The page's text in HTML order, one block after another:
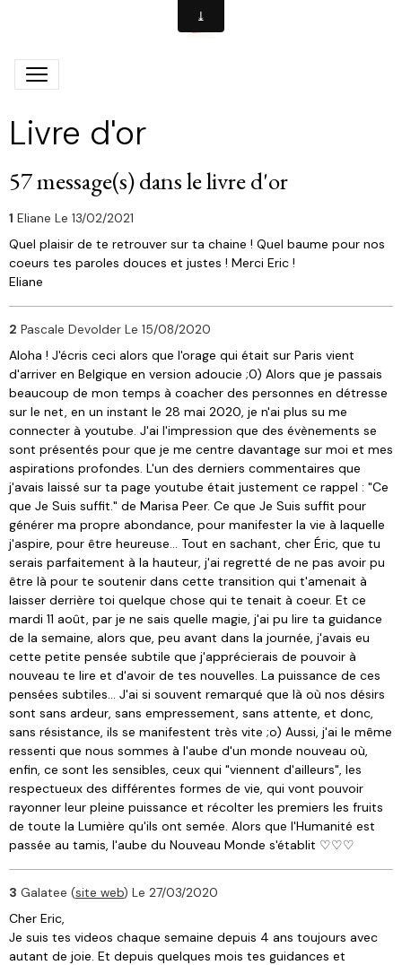
Livre d'or
57 message(s) dans le livre d'or
1 Eliane Le 13/02/2021
Quel plaisir de te retrouver sur ta chaine ! Quel baume pour nos
coeurs tes paroles douces et justes ! Merci Eric !
Eliane
2 Pascale Devolder Le 15/08/2020
Aloha ! J'écris ceci alors que l'orage qui était sur Paris vient
d'arriver en Belgique en version adoucie ;0) Alors que je passais
beaucoup de mon temps à coacher des personnes en détresse
sur le net, en un instant le 28 mai 2020, je n'ai plus su me
connecter à youtube. J'ai l'impression que des évènements se
sont présentés pour que je me centre davantage sur moi et mes
aspirations profondes. L'un des derniers commentaires que
j'avais laissé sur ta page youtube était justement ce rappel : "Ce
que Je Suis suffit." de Marisa Peer. Ce que Je Suis suffit pour
générer ma propre abondance, pour manifester la vie à laquelle
j'aspire, pour être heureuse... Tout en sachant, cher Éric, que tu
serais parfaitement à la hauteur, j'ai regretté de ne pas avoir pu
être là pour te soutenir dans cette transition qui t'amenait à
laisser derrière toi quelque chose qui te tenait à coeur. Et ce
mardi 11 août, par je ne sais quelle magie, j'ai pu lire ta guidance
de la semaine, alors que, peu avant dans la journée, j'avais eu
cette petite pensée subtile que j'apprécierais de pouvoir à
nouveau te lire et d'avoir de tes nouvelles. La puissance de ces
pensées subtiles... J'ai si souvent remarqué que là où nos désirs
sont sans ardeur, sans empressement, sans attente, et donc,
sans résistance, ils se manifestent très vite ;o) Aussi, j'ai le même
ressenti que nous sommes à l'aube d'un monde nouveau où,
enfin, ce sont les sensibles, ceux qui "viennent d'ailleurs", les
respectueux des différentes formes de vie, qui vont pouvoir
rayonner leur pleine puissance et récolter les premiers les fruits
de toute la Lumière qu'ils ont semée. Alors que l'Humanité est
passée au tamis, l'aube du Nouveau Monde s'établit ♡♡♡
3 Galatee (site web) Le 27/03/2020
Cher Eric,
Je suis tes videos chaque semaine depuis 4 ans toujours avec
autant de joie. Et depuis quelques mois tes guidances et